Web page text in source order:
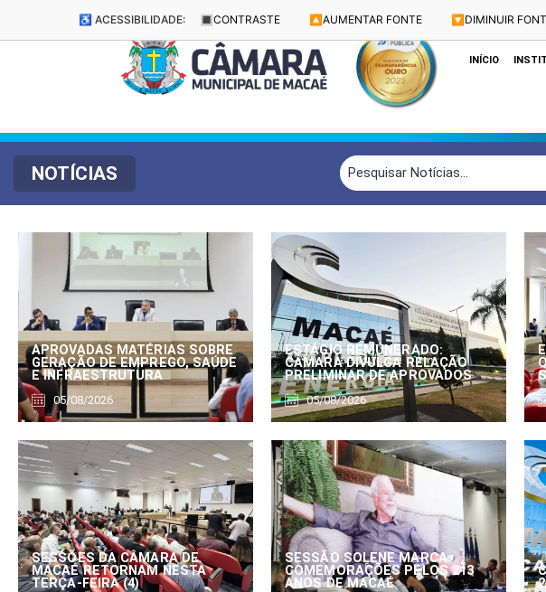
♿ ACESSIBILIDADE: 🔳 CONTRASTE 🔼 AUMENTAR FONTE 🔽 DIMINUIR
Dias e
INÍCIO
NOTÍCIAS
APROVADAS MATÉRIAS SOBRE
GERAÇÃO DE EMPREGO, SAÚDE
E INFRAESTRUTURA
05/08/2026
ESTÁGIO REMUNERADO:
CÂMARA DIVULGA RELAÇÃO
PRELIMINAR DE APROVADOS
05/08/2026
SESSÕES DA CÂMARA DE
MACAÉ RETORNAM NESTA
TERÇA-FEIRA (4)
SESSÃO SOLENE MARCA
COMEMORAÇÕES PELOS 213
ANOS DE MACAÉ